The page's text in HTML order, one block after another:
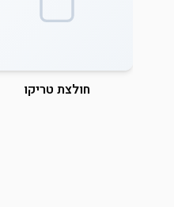
חולצת טריקו